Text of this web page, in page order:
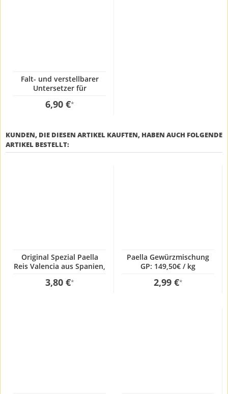
Falt- und verstellbarer
Untersetzer für
Pfannen
6,90 €*
KUNDEN, DIE DIESEN ARTIKEL KAUFTEN, HABEN AUCH FOLGENDE
ARTIKEL BESTELLT:
Original Spezial Paella
Reis Valencia aus Spanien,
3,80 €*
Paella Gewürzmischung
GP: 149,50€ / kg
2,99 €*